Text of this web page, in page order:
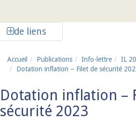
de liens
Accueil Publications Info-lettre IL
Dotation inflation – Filet de sécurité
Dotation inflation –
sécurité 2023